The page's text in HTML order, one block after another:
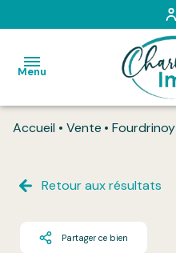
Menu
Acheter
L'équipe
Accueil Vente Fourdrinoy
Retour aux résultats
Partager ce bien